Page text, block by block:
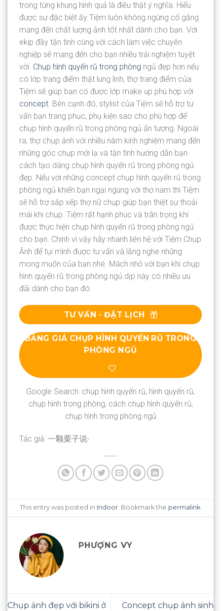
trong từng khung hình quả là điều thật ý nghĩa. Hiểu
được sự đặc biệt ấy Tiệm luôn không ngừng cố gắng
mang đến chất lượng ảnh tốt nhất dành cho bạn. Với
ekip đầy tận tình cùng với cách làm việc chuyên
nghiệp sẽ mang đến cho bạn nhiều trải nghiệm tuyệt
vời. Chụp hình quyến rũ trong phòng ngủ đẹp hơn nếu
có lớp trang điểm thật lung lình, thợ trang điểm của
Tiệm sẽ giúp bạn có được lớp make up phù hợp với
concept. Bên cạnh đó, stylist của Tiệm sẽ hỗ trợ tư
vấn bạn trang phục, phụ kiện sao cho phù hợp để
chụp hình quyến rũ trong phòng ngủ ấn tượng. Ngoài
ra, thợ chụp ảnh với nhiều năm kinh nghiệm mang đến
những góc chụp mới lạ và tận tình hướng dẫn bạn
cách tạo dáng chụp hình quyến rũ trong phòng ngủ
đẹp. Nếu với những concept chụp hình quyến rũ trong
phòng ngủ khiến bạn ngại ngùng với thợ nam thì Tiệm
sẽ hỗ trợ sắp xếp thợ nữ chụp giúp bạn thiệt sự thoải
mái khi chụp. Tiệm rất hạnh phúc và trân trọng khi
được thực hiện chụp hình quyến rũ trong phòng ngủ
cho bạn. Chính vì vậy hãy nhanh liên hệ với Tiệm Chụp
Ảnh để tụi mình được tư vấn và lắng nghe những
mong muốn của bạn nhé. Mách nhỏ với bạn khi chụp
hình quyến rũ trong phòng ngủ dịp này có nhiều ưu
đãi dành cho bạn đó.
TƯ VẤN - ĐẶT LỊCH
BẢNG GIÁ CHỤP HÌNH QUYẾN RŨ TRONG
PHÒNG NGỦ
Google Search: chụp hình quyến rũ, hình quyến rũ,
chụp hình trong phòng, cách chụp hình quyến rũ,
chụp hình trong phòng ngủ
Tác giả: 一颗栗子说-
This entry was posted in Indoor. Bookmark the permalink.
PHƯỢNG VY
Chụp ảnh đẹp với bikini ở
Concept chụp ảnh sinh